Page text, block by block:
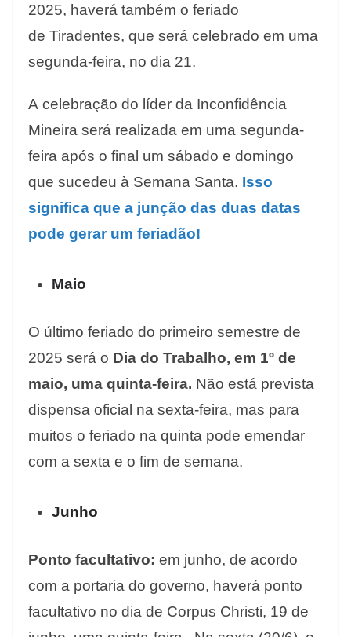
2025, haverá também o feriado
de Tiradentes, que será celebrado em uma
segunda-feira, no dia 21.
A celebração do líder da Inconfidência
Mineira será realizada em uma segunda-
feira após o final um sábado e domingo
que sucedeu à Semana Santa. Isso
significa que a junção das duas datas
pode gerar um feriadão!
Maio
O último feriado do primeiro semestre de
2025 será o Dia do Trabalho, em 1º de
maio, uma quinta-feira. Não está prevista
dispensa oficial na sexta-feira, mas para
muitos o feriado na quinta pode emendar
com a sexta e o fim de semana.
Junho
Ponto facultativo: em junho, de acordo
com a portaria do governo, haverá ponto
facultativo no dia de Corpus Christi, 19 de